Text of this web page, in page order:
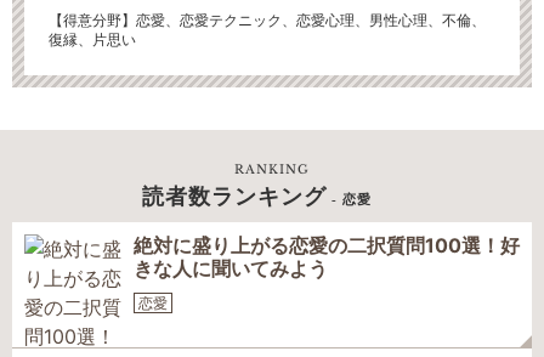
【得意分野】恋愛、恋愛テクニック、恋愛心理、男性心理、不倫、
復縁、片思い
RANKING
読者数ランキング - 恋愛
絶対に盛り上がる恋愛の二択質問100選！好
きな人に聞いてみよう
恋愛